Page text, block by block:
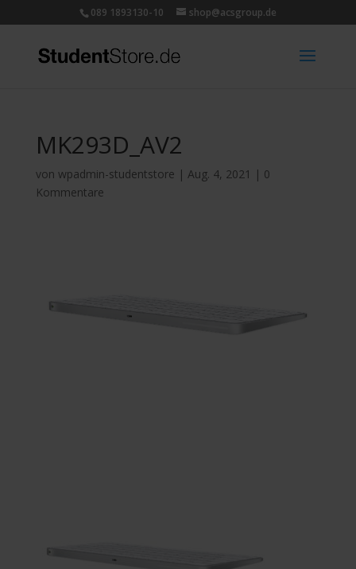
089 1893130-10 shop@acsgroup.de
MK293D_AV2
von wpadmin-studentstore | Aug. 4, 2021 | 0
Kommentare